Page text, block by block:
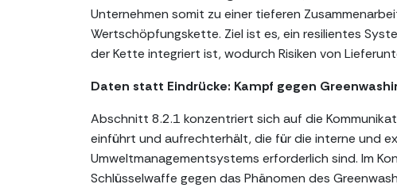
Unternehmen somit zu einer tieferen
Wertschöpfungskette. Ziel ist es, ein resilientes
der Kette integriert ist, wodurch Risiken von
Daten statt Eindrücke: Kampf gegen
Abschnitt 8.2.1 konzentriert sich auf die
einführt und aufrechterhält, die für die interne und
Umweltmanagementsystems erforderlich sind. Im
Schlüsselwaffe gegen das Phänomen des